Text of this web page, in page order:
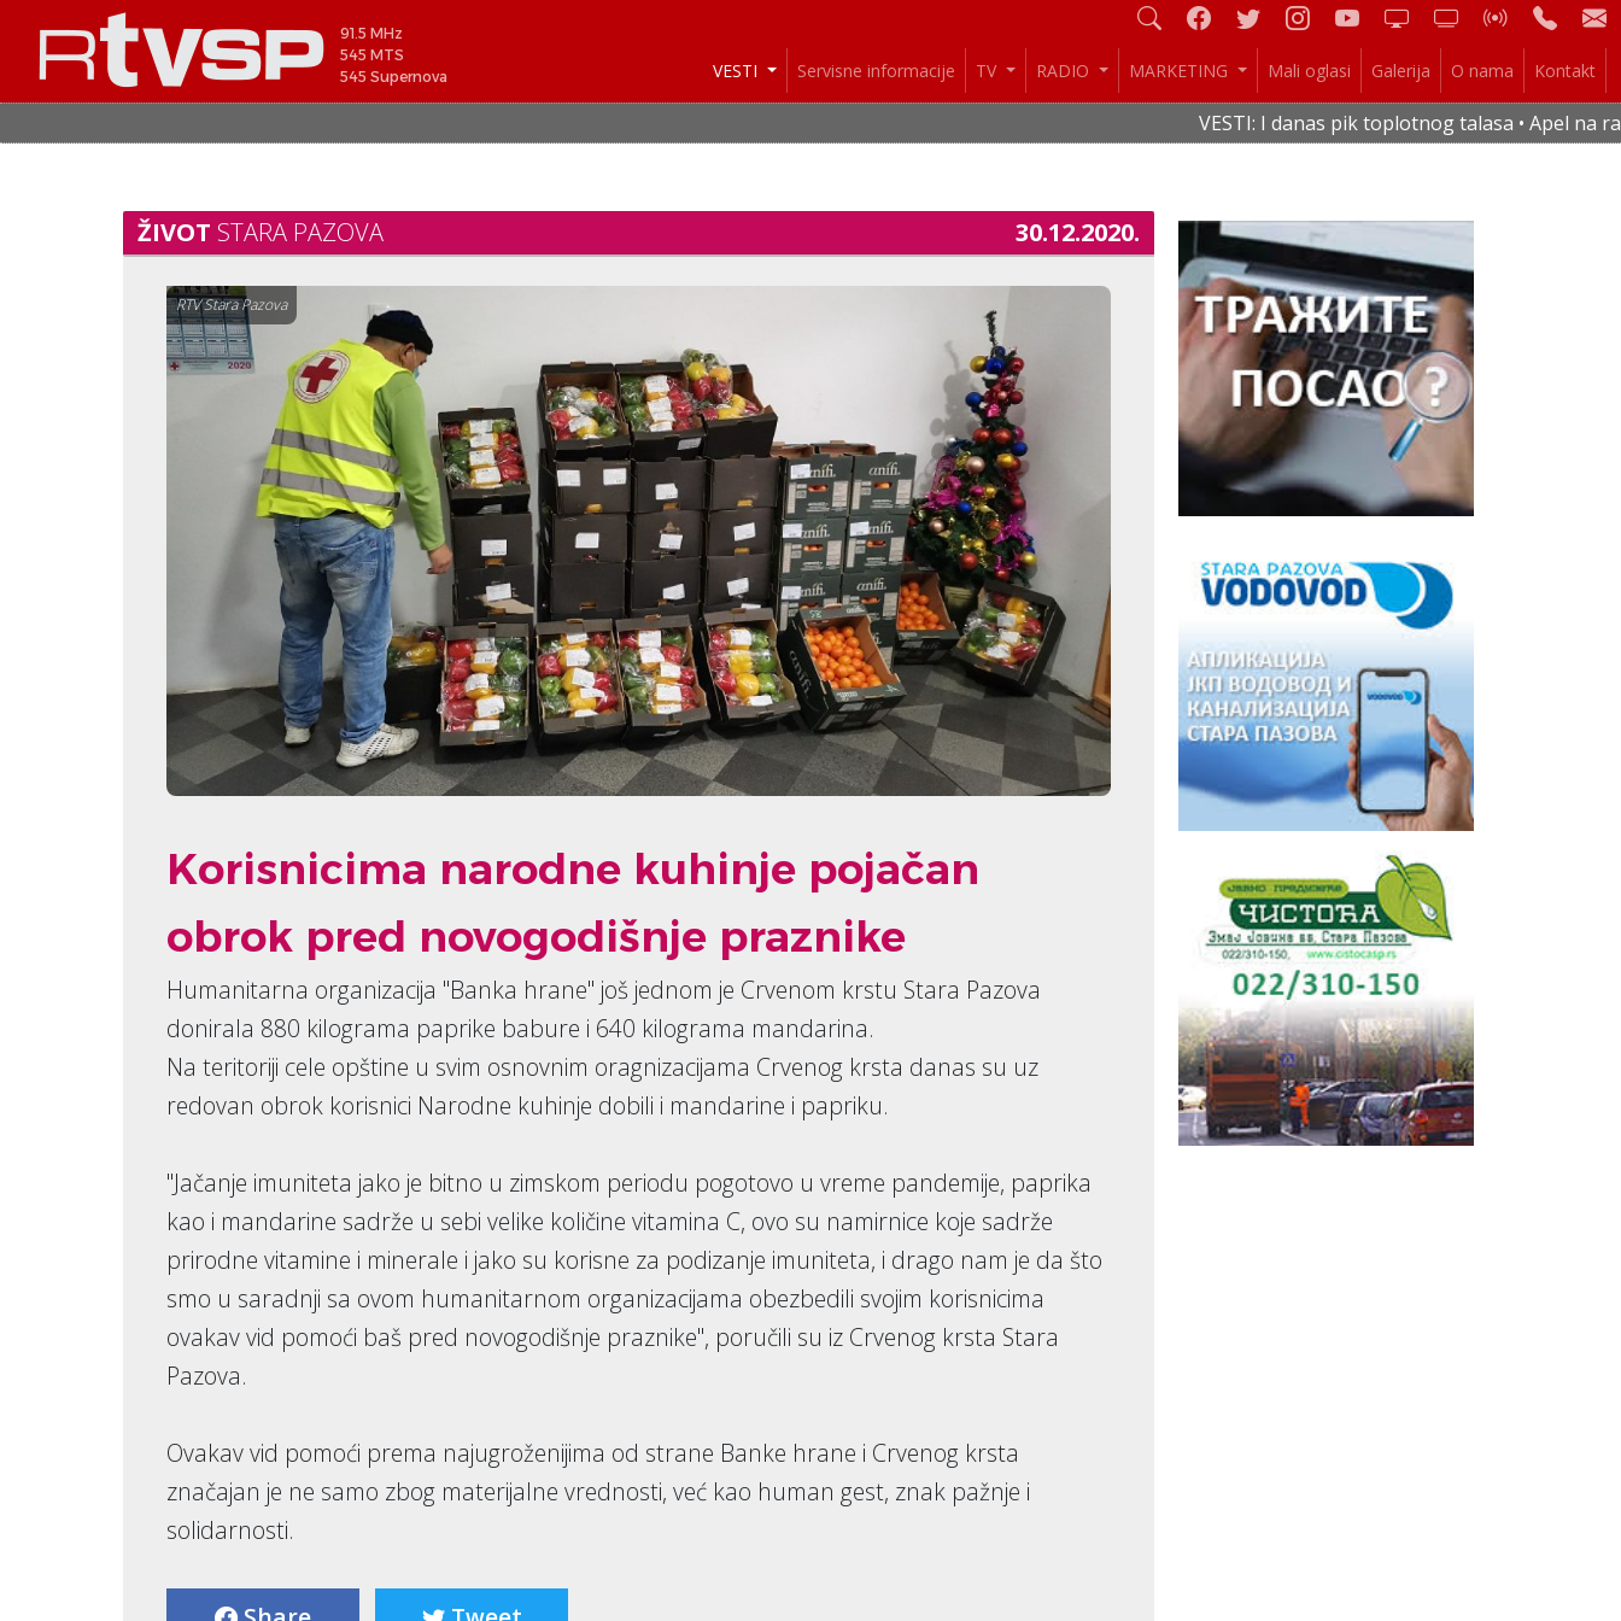
91.5 MHz
545 MTS
545 Supernova
VESTI Servisne informacije TV RADIO MARKETING Mali oglasi Galerija O nama Kontakt
VESTI: I danas pik toplotnog talasa • Apel na
ŽIVOT STARA PAZOVA 30.12.2020.
RTV Stara Pazova
Korisnicima narodne kuhinje pojačan
obrok pred novogodišnje praznike
Humanitarna organizacija "Banka hrane" još jednom je Crvenom krstu Stara Pazova
donirala 880 kilograma paprike babure i 640 kilograma mandarina.
Na teritoriji cele opštine u svim osnovnim oragnizacijama Crvenog krsta danas su uz
redovan obrok korisnici Narodne kuhinje dobili i mandarine i papriku.
"Jačanje imuniteta jako je bitno u zimskom periodu pogotovo u vreme pandemije, paprika
kao i mandarine sadrže u sebi velike količine vitamina C, ovo su namirnice koje sadrže
prirodne vitamine i minerale i jako su korisne za podizanje imuniteta, i drago nam je da što
smo u saradnji sa ovom humanitarnom organizacijama obezbedili svojim korisnicima
ovakav vid pomoći baš pred novogodišnje praznike", poručili su iz Crvenog krsta Stara
Pazova.
Ovakav vid pomoći prema najugroženijima od strane Banke hrane i Crvenog krsta
značajan je ne samo zbog materijalne vrednosti, već kao human gest, znak pažnje i
solidarnosti.